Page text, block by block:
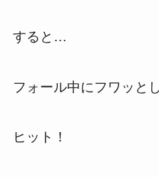
すると…
フォール中にフワッと
ヒット！